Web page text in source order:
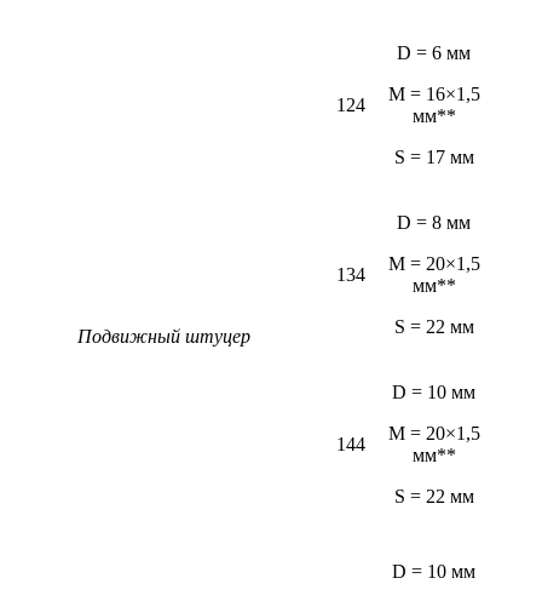
Подвижный штуцер
124
D = 6 мм
M = 16×1,5
мм**
S = 17 мм
134
D = 8 мм
M = 20×1,5
мм**
S = 22 мм
144
D = 10 мм
M = 20×1,5
мм**
S = 22 мм
D = 10 мм